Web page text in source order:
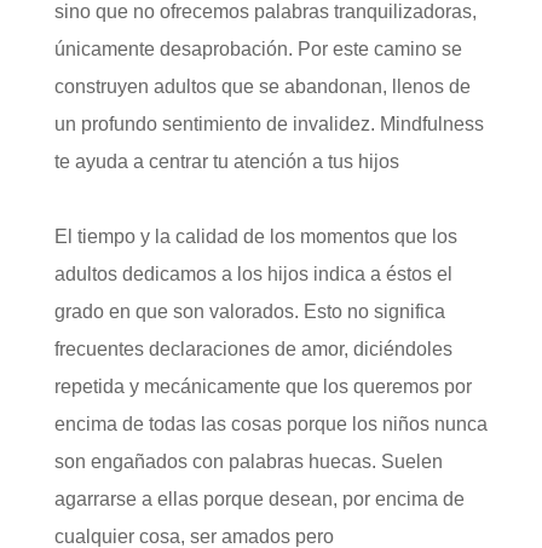
sino que no ofrecemos palabras tranquilizadoras,
únicamente desaprobación. Por este camino se
construyen adultos que se abandonan, llenos de
un profundo sentimiento de invalidez. Mindfulness
te ayuda a centrar tu atención a tus hijos
El tiempo y la calidad de los momentos que los
adultos dedicamos a los hijos indica a éstos el
grado en que son valorados. Esto no significa
frecuentes declaraciones de amor, diciéndoles
repetida y mecánicamente que los queremos por
encima de todas las cosas porque los niños nunca
son engañados con palabras huecas. Suelen
agarrarse a ellas porque desean, por encima de
cualquier cosa, ser amados pero